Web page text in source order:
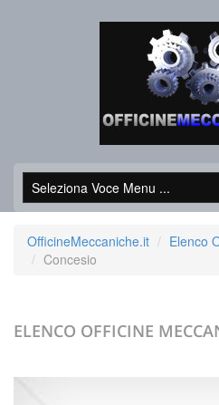
OfficineMeccaniche.it
Elenco
Concesio
ELENCO OFFICINE